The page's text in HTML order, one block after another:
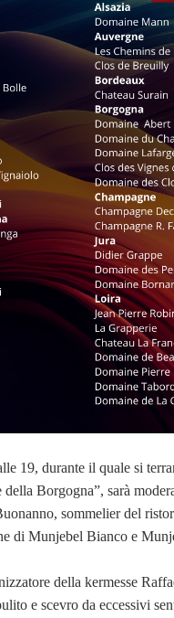
19, durante il quale si
Borgogna”, sarà
sommelier del
di Munjebel Bianco e
della kermesse
e scevro da eccessivi